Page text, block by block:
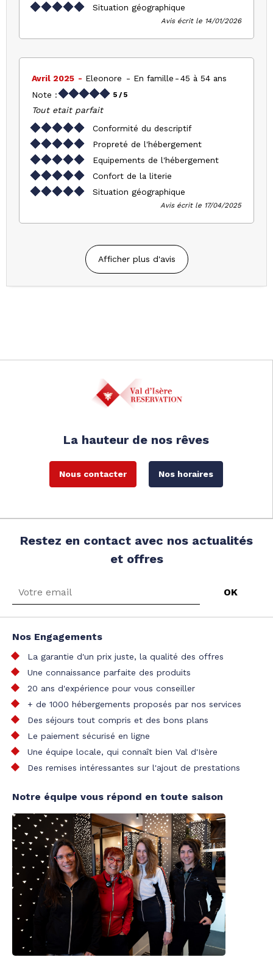
Situation géographique
Avis écrit le 14/01/2026
Avril 2025 Eleonore En famille
45 à 54 ans
Note :
5 / 5
Tout etait parfait
Conformité du descriptif
Propreté de l'hébergement
Equipements de l'hébergement
Confort de la literie
Situation géographique
Avis écrit le 17/04/2025
Afficher plus d'avis
La hauteur de nos rêves
Nous contacter Nos horaires
Restez en contact avec nos actualités
et offres
Nos Engagements
La garantie d'un prix juste, la qualité des offres
Une connaissance parfaite des produits
20 ans d'expérience pour vous conseiller
+ de 1000 hébergements proposés par nos services
Des séjours tout compris et des bons plans
Le paiement sécurisé en ligne
Une équipe locale, qui connaît bien Val d'Isère
Des remises intéressantes sur l'ajout de prestations
Notre équipe vous répond en toute saison